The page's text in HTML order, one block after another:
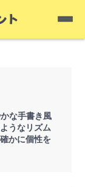
な手書き風
うなリズム
かに個性を